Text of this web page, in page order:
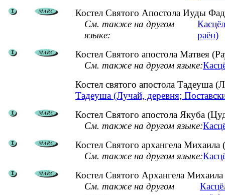
Костел Святого Апостола Иуды
См. также на другом
языке:
раён)
Костел Святого апостола Матвея
См. также на другом языке:
Костел святого апостола
Тадеуша (Лучай, деревня;
Костел Святого апостола Якуба
См. также на другом языке:
Костел Святого архангела
См. также на другом языке:
Костел Святого Архангела
См. также на другом